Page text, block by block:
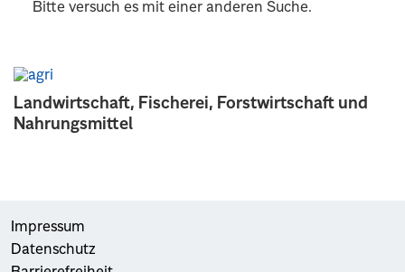
Landwirtschaft, Fischerei, Forstwirtschaft und
Nahrungsmittel
Bitte versuch es mit einer anderen Suche.
Impressum
Datenschutz